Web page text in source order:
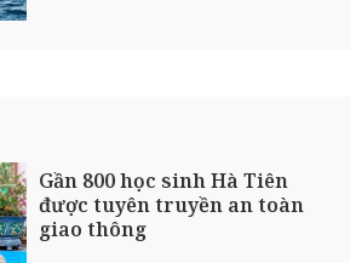
Gần 800 học sinh Hà Tiên
được tuyên truyền an toàn
giao thông